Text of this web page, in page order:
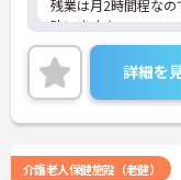
残業は月2時間程な
叶います☆
また、住宅手当があ
安心して長く勤務し
さらに、マイカー通
◎
ご興味のある方には
さい！
詳細を
介護老人保健施設（老健）